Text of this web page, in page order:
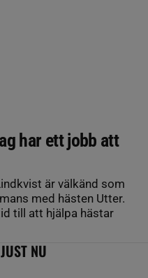
har ett jobb att
är välkänd som
med hästen Utter.
till att hjälpa hästar
NU